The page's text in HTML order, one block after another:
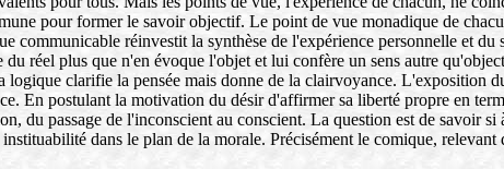
pour former le savoir objectif. Le point de vue monadique de
communicable réinvestit la synthèse de l'expérience personnelle et
du réel plus que n'en évoque l'objet et lui confère un sens autre
logique clarifie la pensée mais donne de la clairvoyance.
En postulant la motivation du désir d'affirmer sa liberté propre en
du passage de l'inconscient au conscient. La question est de
dans le plan de la morale. Précisément le comique,